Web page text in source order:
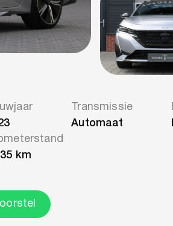
Transmissie
Automaat
km